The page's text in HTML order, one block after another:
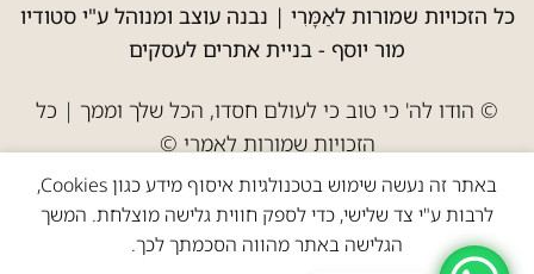
כל הזכויות שמורות לאַמָּרִי | נבנה עוצב ומנוהל ע"י סטודיו
מור יוסף - בניית אתרים לעסקים
© הודו לה' כי טוב כי לעולם חסדו, הכל שלך וממך | כל
הזכויות שמורות לאמרי ©
באתר זה נעשה שימוש בטכנולגיות איסוף מידע כגון Cookies,
לרבות ע"י צד שלישי, כדי לספק חווית גלישה מוצלחת. המשך
הגלישה באתר מהווה הסכמתך לכך.